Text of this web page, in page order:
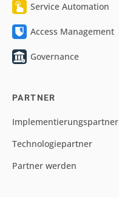
Service Automation
Access Management
Governance
PARTNER
Implementierungspartner
Technologiepartner
Partner werden